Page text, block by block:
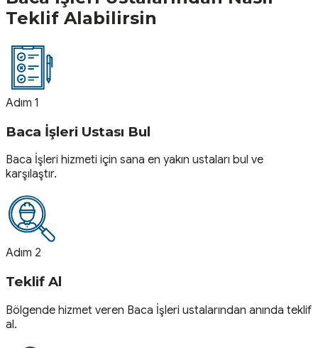
Teklif Alabilirsin
Adım 1
Baca İşleri Ustası Bul
Baca İşleri hizmeti için sana en yakın ustaları bul ve
karşılaştır.
Adım 2
Teklif Al
Bölgende hizmet veren Baca İşleri ustalarından anında teklif
al.